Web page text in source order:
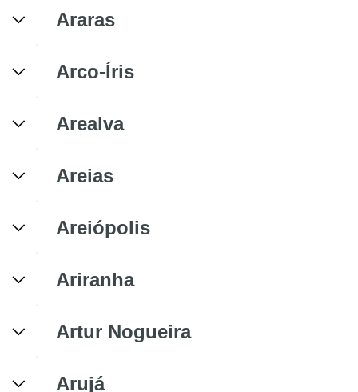
Araras
Arco-Íris
Arealva
Areias
Areiópolis
Ariranha
Artur Nogueira
Arujá